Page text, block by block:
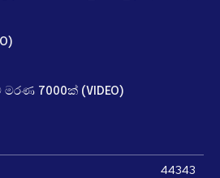
7000ක් (VIDEO)
44343